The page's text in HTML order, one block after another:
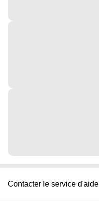
Contacter le service d'aide